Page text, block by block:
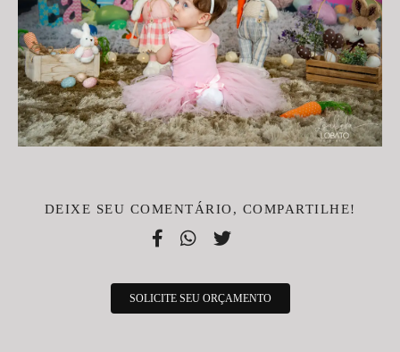
DEIXE SEU COMENTÁRIO, COMPARTILHE!
SOLICITE SEU ORÇAMENTO